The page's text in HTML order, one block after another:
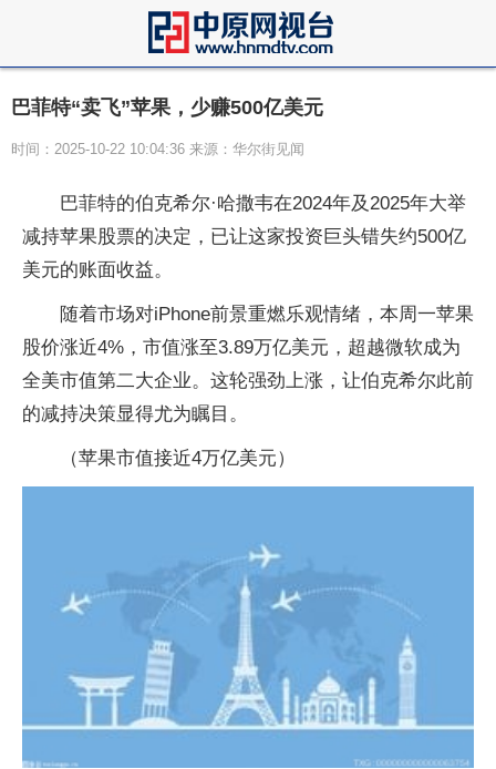
巴菲特“卖飞”苹果，少赚500亿美元
时间：2025-10-22 10:04:36 来源：华尔街见闻
巴菲特的伯克希尔·哈撒韦在2024年及2025年大举
减持苹果股票的决定，已让这家投资巨头错失约500亿
美元的账面收益。
随着市场对iPhone前景重燃乐观情绪，本周一苹果
股价涨近4%，市值涨至3.89万亿美元，超越微软成为
全美市值第二大企业。这轮强劲上涨，让伯克希尔此前
的减持决策显得尤为瞩目。
（苹果市值接近4万亿美元）